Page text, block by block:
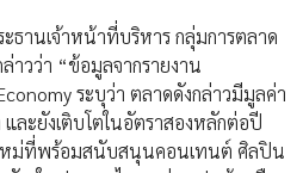
ธานเจ้าหน้าที่บริหาร กลุ่มการตลาด
าวว่า “ข้อมูลจากรายงาน
ระบุว่า ตลาดดังกล่าวมีมูลค่า
ละยังเติบโตในอัตราสองหลักต่อปี
หม่ที่พร้อมสนับสนุนคอนเทนต์ ศิลปิน